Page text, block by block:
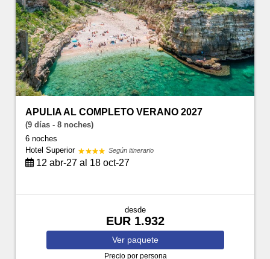
APULIA AL COMPLETO VERANO 2027
(9 días - 8 noches)
6 noches
Hotel Superior
Según itinerario
12 abr-27 al 18 oct-27
desde
EUR 1.932
Ver paquete
Precio por persona